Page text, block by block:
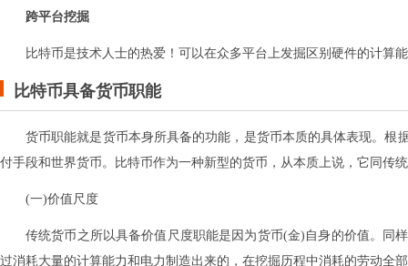
跨平台挖掘
比特币是技术人士的热爱！可以在众多平台上发掘区别硬件的计算
比特币具备货币职能
货币职能就是货币本身所具备的功能，是货币本质的具体表现。
付手段和世界货币。比特币作为一种新型的货币，从本质上说，它同传
(一)价值尺度
传统货币之所以具备价值尺度职能是因为货币(金)自身的价值。同
过消耗大量的计算能力和电力制造出来的，在挖掘历程中消耗的劳动全